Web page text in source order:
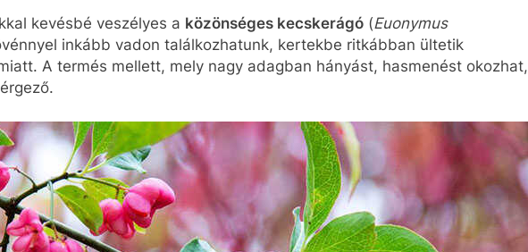
kevésbé veszélyes a közönséges kecskerágó (Euonymus
inkább vadon találkozhatunk, kertekbe ritkábban ültetik
A termés mellett, mely nagy adagban hányást, hasmenést okozhat,